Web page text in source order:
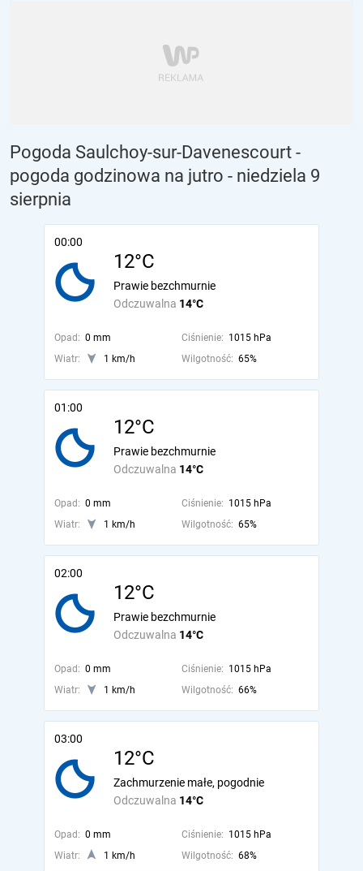
Pogoda Saulchoy-sur-Davenescourt -
pogoda godzinowa na jutro - niedziela 9
sierpnia
00:00
12°C
Odczuwalna 14°C
Prawie bezchmurnie
Opad: 0 mm Ciśnienie: 1015 hPa
Wiatr:
1 km/h Wilgotność: 65%
01:00
12°C
Odczuwalna 14°C
Prawie bezchmurnie
Opad: 0 mm Ciśnienie: 1015 hPa
Wiatr:
1 km/h Wilgotność: 65%
02:00
12°C
Odczuwalna 14°C
Prawie bezchmurnie
Opad: 0 mm Ciśnienie: 1015 hPa
Wiatr:
1 km/h Wilgotność: 66%
03:00
12°C
Odczuwalna 14°C
Zachmurzenie małe, pogodnie
Opad: 0 mm Ciśnienie: 1015 hPa
Wiatr:
1 km/h Wilgotność: 68%